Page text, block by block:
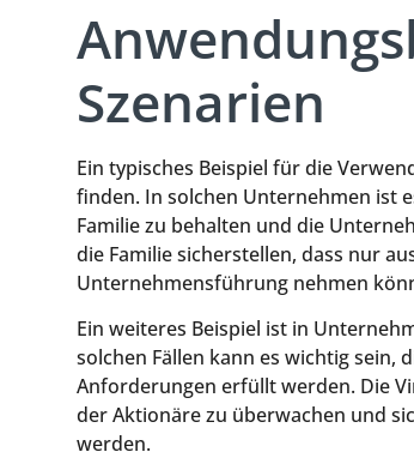
Szenarien
Ein typisches Beispiel für die
finden. In solchen Unternehmen ist
Familie zu behalten und die
die Familie sicherstellen, dass nur
Unternehmensführung nehmen
Ein weiteres Beispiel ist in
solchen Fällen kann es wichtig
Anforderungen erfüllt werden. Die
der Aktionäre zu überwachen und
werden.